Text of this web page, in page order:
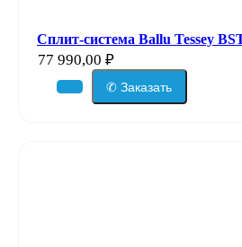
Сплит-система Ballu Tessey
77 990,00 ₽
✆ Заказать